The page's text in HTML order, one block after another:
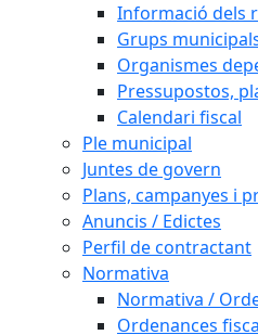
Informació dels
Grups
Organismes
Pressupostos,
Calendari fiscal
Ple municipal
Juntes de govern
Plans, campanyes i
Anuncis / Edictes
Perfil de contractant
Normativa
Normativa /
Ordenances